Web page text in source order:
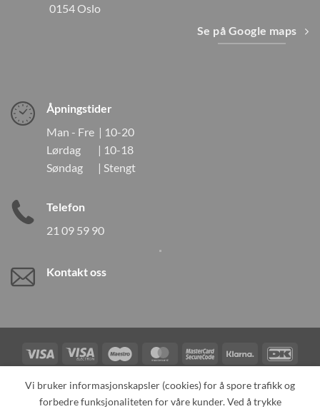
0154 Oslo
Se på Google maps
Åpningstider
Man - Fre | 10-20
Lørdag | 10-18
Søndag | Stengt
Telefon
21 09 59 90
Kontakt oss
Visa
Visa
Electron
Maestro MasterCardMasterCard
2
Klarna
Card
TILBAKEKALLINGER KONTAKT OSS OM OSS
Vi bruker informasjonskapsler (cookies) for å spore trafikk og
forbedre funksjonaliteten for våre kunder. Ved å trykke